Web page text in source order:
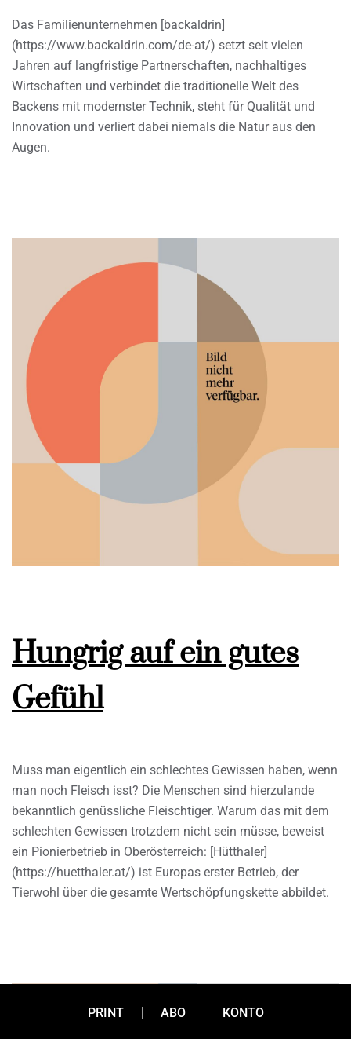
Das Familienunternehmen [backaldrin]
(https://www.backaldrin.com/de-at/) setzt seit vielen
Jahren auf langfristige Partnerschaften, nachhaltiges
Wirtschaften und verbindet die traditionelle Welt des
Backens mit modernster Technik, steht für Qualität und
Innovation und verliert dabei niemals die Natur aus den
Augen.
Hungrig auf ein gutes
Gefühl
Muss man eigentlich ein schlechtes Gewissen haben, wenn
man noch Fleisch isst? Die Menschen sind hierzulande
bekanntlich genüssliche Fleischtiger. Warum das mit dem
schlechten Gewissen trotzdem nicht sein müsse, beweist
ein Pionierbetrieb in Oberösterreich: [Hütthaler]
(https://huetthaler.at/) ist Europas erster Betrieb, der
Tierwohl über die gesamte Wertschöpfungskette abbildet.
PRINT ABO KONTO